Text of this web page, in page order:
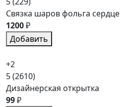
Связка шаров фольга сердце
1200₽
Добавить
+2
5(2610)
Дизайнерская открытка
99₽